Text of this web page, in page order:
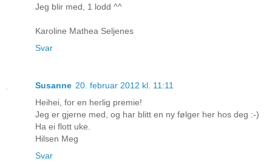
Jeg blir med, 1 lodd ^^
Karoline Mathea Seljenes
Svar
Susanne 20. februar 2012 kl. 11:11
Heihei, for en herlig premie!
Jeg er gjerne med, og har blitt en ny følger her hos deg :-)
Ha ei flott uke.
Hilsen Meg
Svar